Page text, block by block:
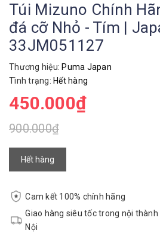
Túi Mizuno Chính
đá cỡ Nhỏ - Tím |
33JM051127
Thương hiệu: Puma Japan
Tình trạng: Hết hàng
450.000₫
900.000₫
Hết hàng
Cam kết 100% chính hãng
Giao hàng siêu tốc trong nội thành
Nội